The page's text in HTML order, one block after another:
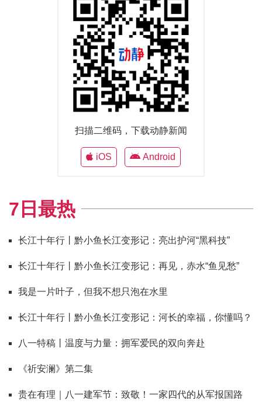
扫描二维码，下载动静新闻
iOS Android
7日最热
长江十年行丨黔小鱼长江变形记：亮出护河“黑科技”
长江十年行丨黔小鱼长江变形记：再见，赤水“鱼见愁”
我是一片叶子，但我不想只泡在水里
长江十年行丨黔小鱼长江变形记：河长的幸福，你懂吗？
八一特稿丨温度与力量：拥军爱民的双向奔赴
《祈安澜》第二集
贵在有理｜八一建军节：致敬！一家四代的从军报国路